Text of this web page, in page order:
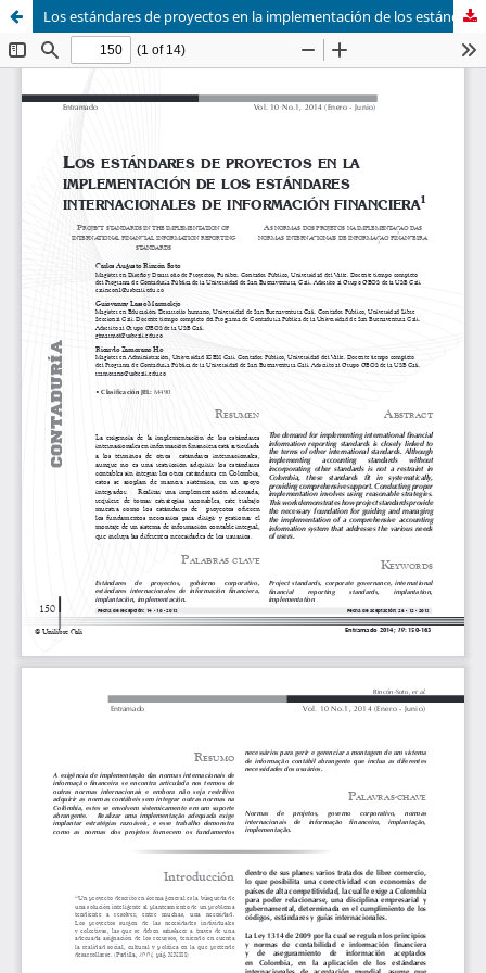
Los estándares de proyectos en la implementación de los estándares internacionales de información financiera